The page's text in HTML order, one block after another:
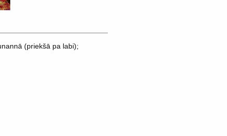
(priekšā pa labi);